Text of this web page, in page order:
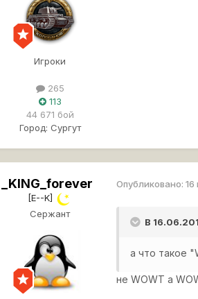
Игроки
265
113
44 671 бой
Город: Сургут
_KING_forever
[E--K]
Сержант
Опубликовано:16
В
а что такое
не WOWT а